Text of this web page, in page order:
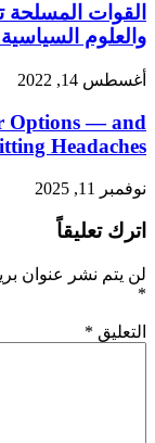
القوات المسلحة
والعلوم
أغسطس 14, 2022
Options — and
Headaches
نوفمبر 11, 2025
اترك تعليقاً
لن يتم نشر عنوان
*
التعليق *